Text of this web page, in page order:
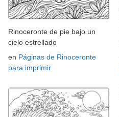
Rinoceronte de pie bajo un
cielo estrellado
en Páginas de Rinoceronte
para imprimir